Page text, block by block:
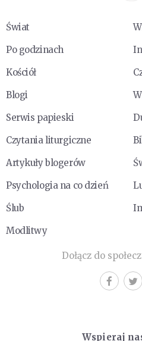
Świat
Po godzinach
Kościół
Blogi
Serwis papieski
Czytania liturgiczne
Artykuły blogerów
Psychologia na co dzień
Ślub
Modlitwy
Dołącz do
Wspieraj